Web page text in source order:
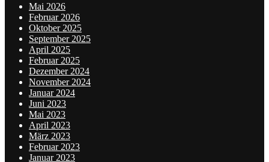
Mai 2026
Februar 2026
Oktober 2025
September 2025
April 2025
Februar 2025
Dezember 2024
November 2024
Januar 2024
Juni 2023
Mai 2023
April 2023
März 2023
Februar 2023
Januar 2023